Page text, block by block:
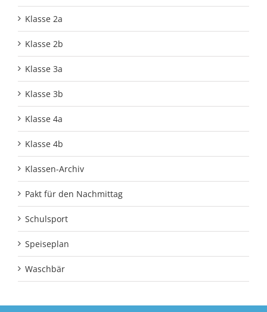
Klasse 2a
Klasse 2b
Klasse 3a
Klasse 3b
Klasse 4a
Klasse 4b
Klassen-Archiv
Pakt für den Nachmittag
Schulsport
Speiseplan
Waschbär